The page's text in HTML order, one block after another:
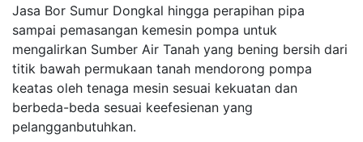
Jasa Bor Sumur Dongkal hingga perapihan pipa
sampai pemasangan kemesin pompa untuk
mengalirkan Sumber Air Tanah yang bening bersih dari
titik bawah permukaan tanah mendorong pompa
keatas oleh tenaga mesin sesuai kekuatan dan
berbeda-beda sesuai keefesienan yang
pelangganbutuhkan.